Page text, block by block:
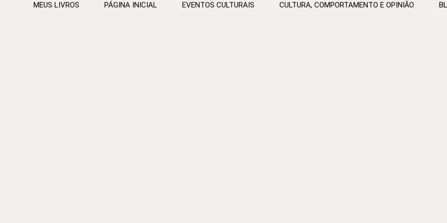
MEUS LIVROS PÁGINA INICIAL EVENTOS CULTURAIS CULTURA, COMPORTAMENTO E OPINIÃO